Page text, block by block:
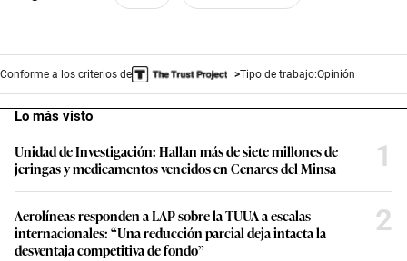
Conforme a los criterios de Tipo de trabajo:Opinión
Lo más visto
Unidad de Investigación: Hallan más de siete millones de
jeringas y medicamentos vencidos en Cenares del Minsa
1
Aerolíneas responden a LAP sobre la TUUA a escalas
internacionales: “Una reducción parcial deja intacta la
desventaja competitiva de fondo”
2